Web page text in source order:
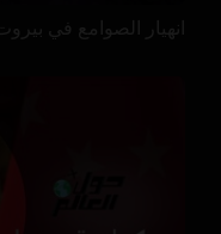
انهيار الصوامع في